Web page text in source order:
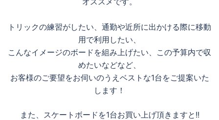
トリックの練習がしたい、通勤や近所に出かける際に移動
用で利用したい、
こんなイメージのボードを組み上げたい、この予算内で収
めたいなどなど、
お客様のご要望をお伺いのうえベストな1台をご提案いた
します！
また、スケートボードを1台お買い上げ頂きますと!!